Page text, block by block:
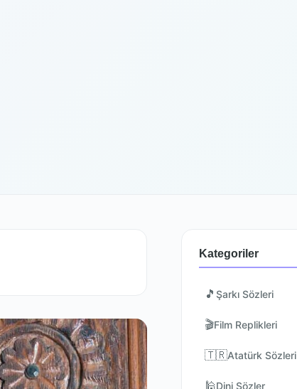
Kategoriler
🎵 Şarkı Sözleri
🎬Film Replikleri
🇹🇷Atatürk Sözleri
🕌Dini Sözler